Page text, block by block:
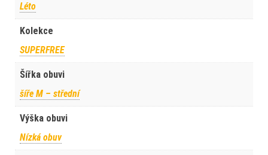
Léto
Kolekce
SUPERFREE
Šířka obuvi
šíře M – střední
Výška obuvi
Nízká obuv